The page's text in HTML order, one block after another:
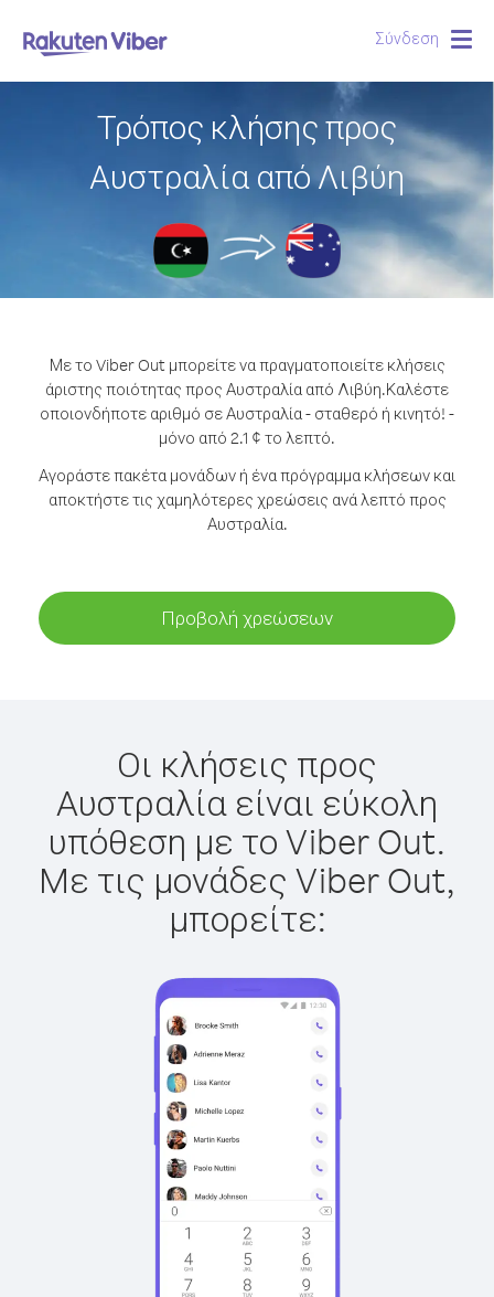
Σύνδεση
Τρόπος κλήσης προς
Αυστραλία από Λιβύη
Με το Viber Out μπορείτε να πραγματοποιείτε κλήσεις
άριστης ποιότητας προς Αυστραλία από Λιβύη.Καλέστε
οποιονδήποτε αριθμό σε Αυστραλία - σταθερό ή κινητό! -
μόνο από 2.1 ¢ το λεπτό.
Αγοράστε πακέτα μονάδων ή ένα πρόγραμμα κλήσεων και
αποκτήστε τις χαμηλότερες χρεώσεις ανά λεπτό προς
Αυστραλία.
Προβολή χρεώσεων
Οι κλήσεις προς
Αυστραλία είναι εύκολη
υπόθεση με το Viber Out.
Με τις μονάδες Viber Out,
μπορείτε: